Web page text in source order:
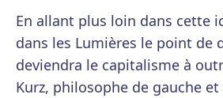
En allant plus loin dans cette
dans les Lumières le point de
deviendra le capitalisme à
Kurz, philosophe de gauche